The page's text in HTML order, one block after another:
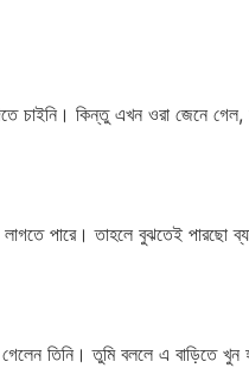
চাইনি। কিন্তু এখন ওরা জেনে
পারে। তাহলে বুঝতেই পারছো
তিনি। তুমি বললে এ বাড়িতে